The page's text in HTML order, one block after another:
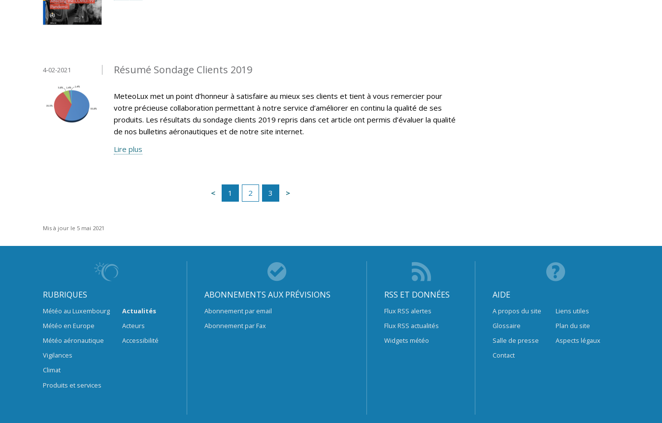
Résumé Sondage Clients 2019
4-02-2021
MeteoLux met un point d’honneur à satisfaire au mieux ses clients et tient à vous remercier pour
votre précieuse collaboration permettant à notre service d’améliorer en continu la qualité de ses
produits. Les résultats du sondage clients 2019 repris dans cet article ont permis d’évaluer la qualité
de nos bulletins aéronautiques et de notre site internet.
Lire plus
1 2 3
Mis à jour le 5 mai 2021
RUBRIQUES
Météo au Luxembourg
Météo en Europe
Météo aéronautique
Vigilances
Climat
Produits et services
Actualités
Acteurs
Accessibilité
ABONNEMENTS AUX PRÉVISIONS
Abonnement par email
Abonnement par Fax
RSS ET DONNÉES
Flux RSS alertes
Flux RSS actualités
Widgets météo
AIDE
A propos du site
Glossaire
Salle de presse
Contact
Liens utiles
Plan du site
Aspects légaux